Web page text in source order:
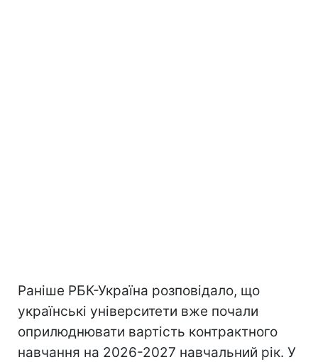
Раніше РБК-Україна розповідало, що
українські університети вже почали
оприлюднювати вартість контрактного
навчання на 2026-2027 навчальний рік. У